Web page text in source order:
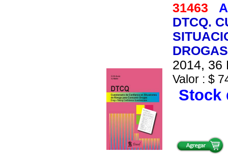
31463
DTCQ.
2014, 36
Valor : $
Stock